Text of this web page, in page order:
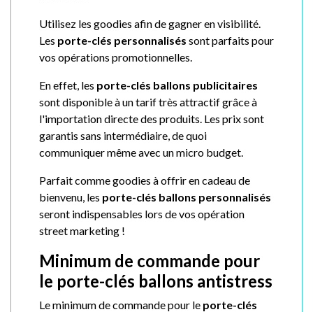
Utilisez les goodies afin de gagner en visibilité.
Les porte-clés personnalisés sont parfaits pour
vos opérations promotionnelles.
En effet, les porte-clés ballons publicitaires
sont disponible à un tarif très attractif grâce à
l'importation directe des produits. Les prix sont
garantis sans intermédiaire, de quoi
communiquer même avec un micro budget.
Parfait comme goodies à offrir en cadeau de
bienvenu, les porte-clés ballons personnalisés
seront indispensables lors de vos opération
street marketing !
Minimum de commande pour
le porte-clés ballons antistress
Le minimum de commande pour le porte-clés